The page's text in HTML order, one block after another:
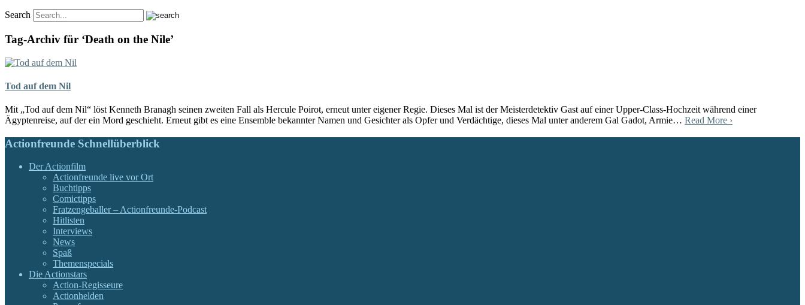
Search
Tag-Archiv für ‘Death on the Nile’
Tod auf dem Nil
Mit „Tod auf dem Nil“ löst Kenneth Branagh seinen zweiten Fall als Hercule Poirot, erneut unter eigener Regie. Dieses Mal ist der Meisterdetektiv Gast auf einer Upper-Class-Hochzeit während einer
Ägyptenreise, auf der ein Mord geschieht. Erneut gibt es eine Ensemble bekannter Namen und Gesichter als Opfer und Verdächtige, dieses Mal unter anderem Gal Gadot, Armie… Read More ›
Actionfreunde Schnellüberblick
Der Actionfilm
Actionfreunde live vor Ort
Buchtipps
Comictipps
Fratzengeballer – Actionfreunde-Podcast
Hitlisten
Interviews
News
Spaß
Themenspecials
Die Actionstars
Action-Regisseure
Actionhelden